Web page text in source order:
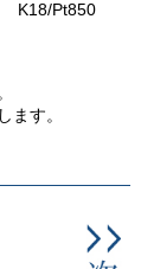
Pt850
ます。